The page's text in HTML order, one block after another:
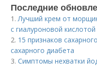
Последние
1. Лучший крем от
с гиалуроновой кислотой
2. 15 признаков
сахарного диабета
3.Симптомы нехватки